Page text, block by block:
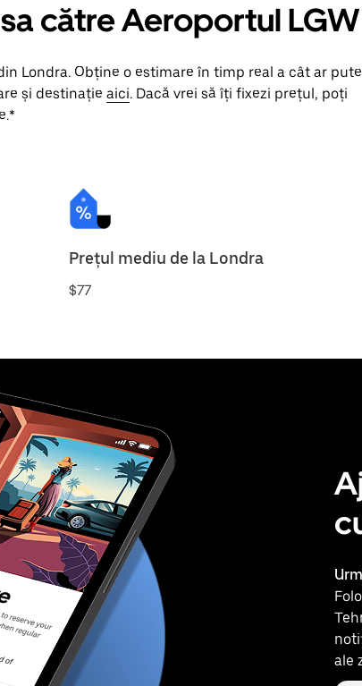
către Aeroportul
Londra. Obține o estimare în timp real a cât ar
și destinație aici. Dacă vrei să îți fixezi prețul, poți
Prețul mediu de la Londra
$77
ale